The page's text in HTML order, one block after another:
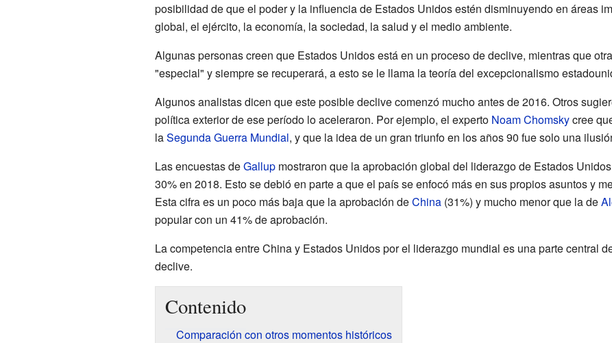
posibilidad de que el poder y la influencia de Estados Unidos estén disminuyendo en áreas
global, el ejército, la economía, la sociedad, la salud y el medio ambiente.
Algunas personas creen que Estados Unidos está en un proceso de declive, mientras que
"especial" y siempre se recuperará, a esto se le llama la teoría del excepcionalismo
Algunos analistas dicen que este posible declive comenzó mucho antes de 2016. Otros
política exterior de ese período lo aceleraron. Por ejemplo, el experto Noam Chomskycree
laSegunda Guerra Mundial, y que la idea de un gran triunfo en los años 90 fue solo una
Las encuestas deGallupmostraron que la aprobación global del liderazgo de Estados
30% en 2018. Esto se debió en parte a que el país se enfocó más en sus propios asuntos y
Esta cifra es un poco más baja que la aprobación deChina(31%) y mucho menor que la de
popular con un 41% de aprobación.
La competencia entre China y Estados Unidos por el liderazgo mundial es una parte central
declive.
Contenido
Comparación con otros momentos históricos